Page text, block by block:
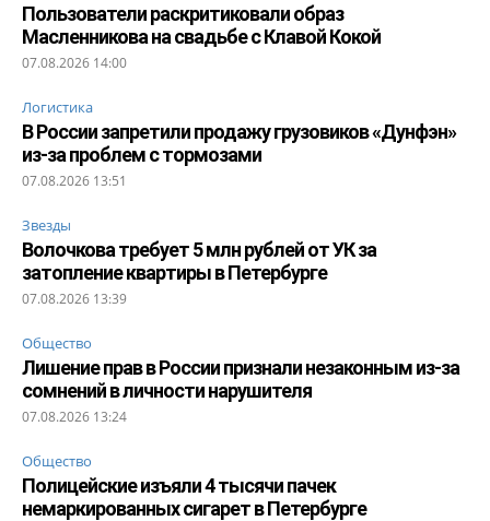
Пользователи раскритиковали образ
Масленникова на свадьбе с Клавой Кокой
07.08.2026 14:00
Логистика
В России запретили продажу грузовиков «Дунфэн»
из-за проблем с тормозами
07.08.2026 13:51
Звезды
Волочкова требует 5 млн рублей от УК за
затопление квартиры в Петербурге
07.08.2026 13:39
Общество
Лишение прав в России признали незаконным из-за
сомнений в личности нарушителя
07.08.2026 13:24
Общество
Полицейские изъяли 4 тысячи пачек
немаркированных сигарет в Петербурге